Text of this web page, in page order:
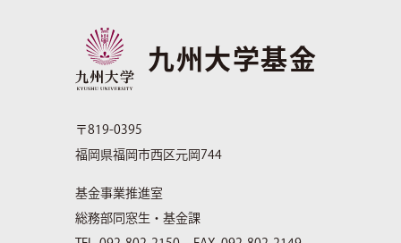
九州大学基金
〒819-0395
福岡県福岡市西区元岡744
基金事業推進室
総務部同窓生・基金課